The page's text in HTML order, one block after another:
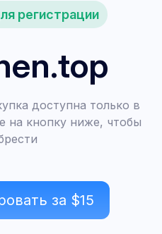
регистрации
доступна только в
на кнопку ниже, чтобы
за $15